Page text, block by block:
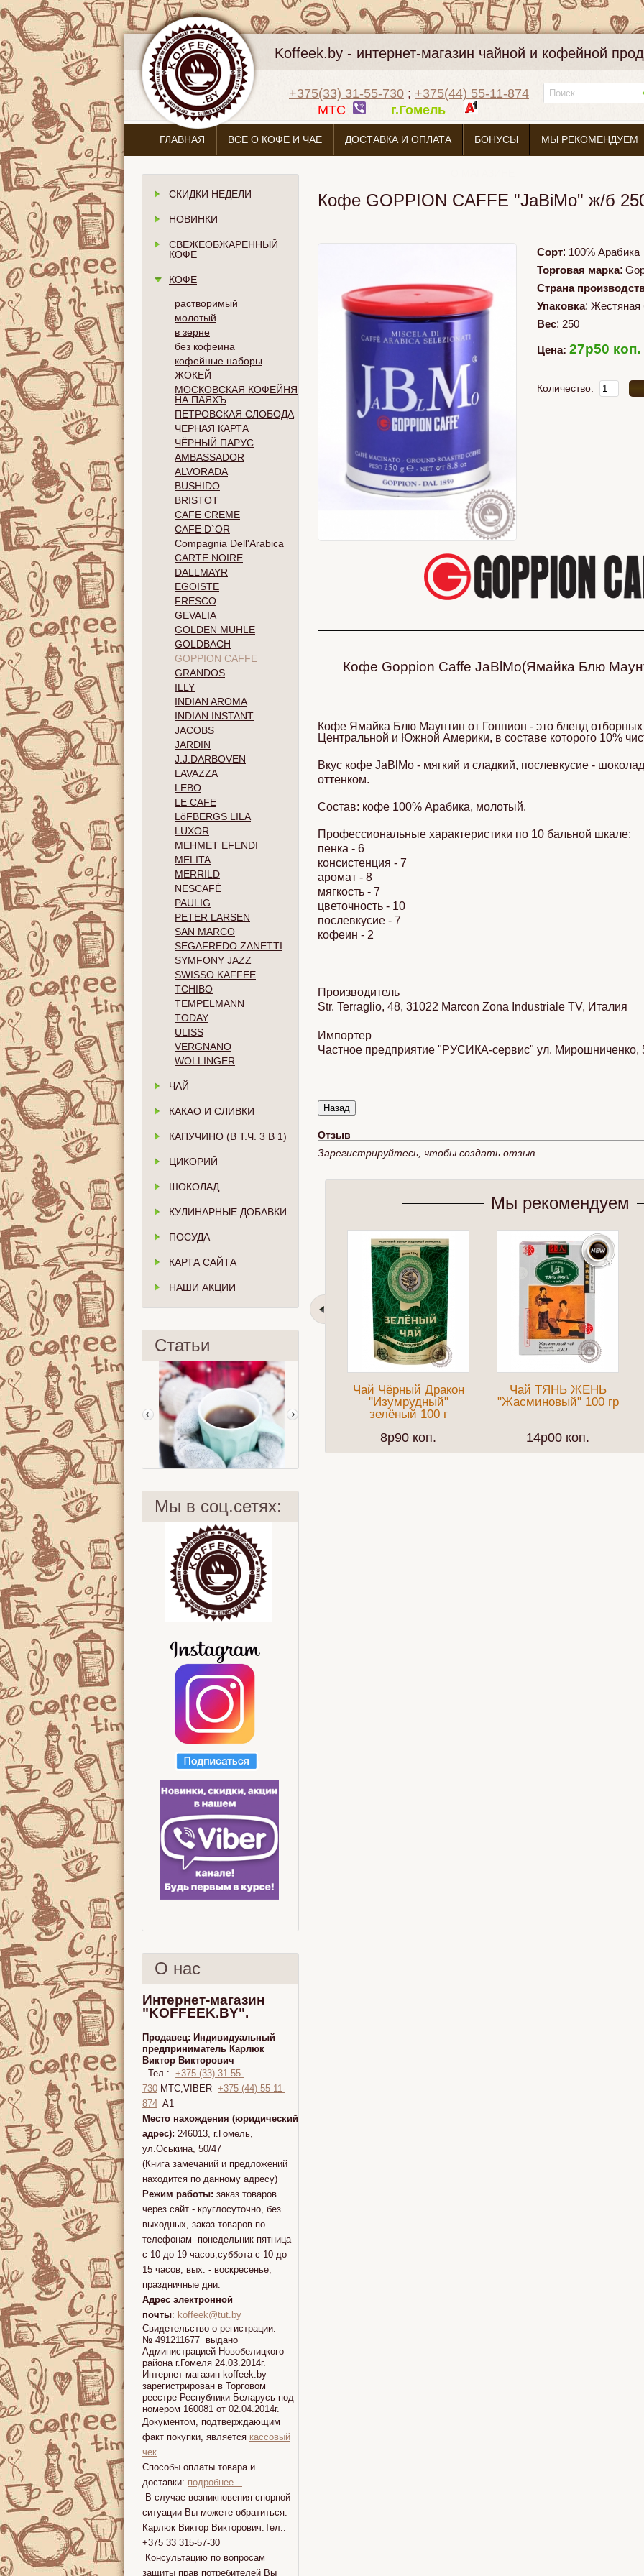
Koffeek.by - интернет-магазин чайной и кофейной
+375(33) 31-55-730 ; +375(44) 55-11-874
МТС
г.Гомель
ГЛАВНАЯ ВСЕ О КОФЕ И ЧАЕ ДОСТАВКА И ОПЛАТА БОНУСЫ МЫ РЕКОМЕНДУЕМ
СКИДКИ НЕДЕЛИ
НОВИНКИ
СВЕЖЕОБЖАРЕННЫЙ
КОФЕ
КОФЕ
растворимый
молотый
в зерне
без кофеина
кофейные наборы
ЖОКЕЙ
МОСКОВСКАЯ КОФЕЙНЯ
НА ПАЯХЪ
ПЕТРОВСКАЯ СЛОБОДА
ЧЕРНАЯ КАРТА
ЧЁРНЫЙ ПАРУС
AMBASSADOR
ALVORADA
BUSHIDO
BRISTOT
CAFE CREME
CAFE D`OR
Compagnia Dell'Arabica
CARTE NOIRE
DALLMAYR
EGOISTE
FRESCO
GEVALIA
GOLDEN MUHLE
GOLDBACH
GOPPION CAFFE
GRANDOS
ILLY
INDIAN AROMA
INDIAN INSTANT
JACOBS
JARDIN
J.J.DARBOVEN
LAVAZZA
LEBO
LE CAFE
LöFBERGS LILA
LUXOR
MEHMET EFENDI
MELITA
MERRILD
NESCAFÉ
PAULIG
PETER LARSEN
SAN MARCO
SEGAFREDO ZANETTI
SYMFONY JAZZ
SWISSO KAFFEE
TCHIBO
TEMPELMANN
TODAY
ULISS
VERGNANO
WOLLINGER
ЧАЙ
КАКАО И СЛИВКИ
КАПУЧИНО (В Т.Ч. 3 В 1)
ЦИКОРИЙ
ШОКОЛАД
КУЛИНАРНЫЕ ДОБАВКИ
ПОСУДА
КАРТА САЙТА
НАШИ АКЦИИ
Статьи
9 заблуждений
Мы в соц.сетях:
О нас
Интернет-магазин
"KOFFEEK.BY".
Продавец: Индивидуальный
предприниматель Карлюк
Виктор Викторович
Тел.: +375 (33) 31-55-
730 МТС,VIBER +375 (44) 55-11-
874 A1
Место нахождения (юридический
адрес): 246013, г.Гомель,
ул.Оськина, 50/47
(Книга замечаний и предложений
находится по данному адресу)
Режим работы: заказ товаров
через сайт - круглосуточно, без
выходных, заказ товаров по
телефонам -понедельник-пятница
с 10 до 19 часов,суббота с 10 до
15 часов, вых. - воскресенье,
праздничные дни.
Адрес электронной
почты: koffeek@tut.by
Свидетельство о регистрации:
№ 491211677 выдано
Администрацией Новобелицкого
района г.Гомеля 24.03.2014г.
Интернет-магазин koffeek.by
зарегистрирован в Торговом
реестре Республики Беларусь под
номером 160081 от 02.04.2014г.
Документом, подтверждающим
факт покупки, является кассовый
чек
Способы оплаты товара и
доставки: подробнее...
В случае возникновения спорной
ситуации Вы можете обратиться:
Карлюк Виктор Викторович.Тел.:
+375 33 315-57-30
Консультацию по вопросам
защиты прав потребителей Вы
Кофе GOPPION CAFFE "JaBiMo" ж/б
Сорт: 100% Арабика
Торговая марка:
Страна
Упаковка: Жестяная
Вес: 250
Цена: 27p50 коп.
Количество:
Кофе Goppion Caffe JaBlMo(Ямайка Блю
Кофе Ямайка Блю Маунтин от Гоппион - это бленд отборных
Центральной и Южной Америки, в составе которого 10%
Вкус кофе JaBlMo - мягкий и сладкий, послевкусие -
оттенком.
Состав: кофе 100% Арабика, молотый.
Профессиональные характеристики по 10 бальной шкале:
пенка - 6
консистенция - 7
аромат - 8
мягкость - 7
цветочность - 10
послевкусие - 7
кофеин - 2
Производитель
Str. Terraglio, 48, 31022 Marcon Zona Industriale TV, Италия
Импортер
Частное предприятие "РУСИКА-сервис" ул. Мирошниченко,
Отзыв
Зарегистрируйтесь, чтобы создать отзыв.
Мы рекомендуем
Чай Чёрный Дракон
"Изумрудный"
зелёный 100 г
8p90 коп.
Чай ТЯНЬ ЖЕНЬ
"Жасминовый" 100 гр
14p00 коп.